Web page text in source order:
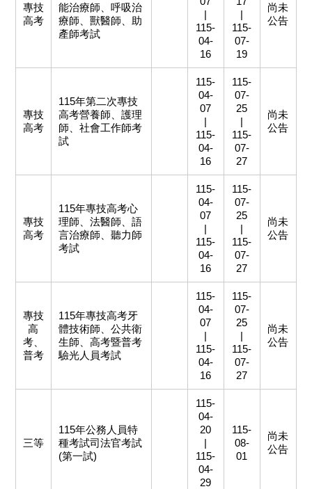
專技
高考
能治療師、呼吸治
療師、獸醫師、助
產師考試
|
115-
04-
16
|
115-
07-
19
尚未
公告
專技
高考
115年第二次專技
高考營養師、護理
師、社會工作師考
試
115-
04-
07
|
115-
04-
16
115-
07-
25
|
115-
07-
27
尚未
公告
專技
高考
115年專技高考心
理師、法醫師、語
言治療師、聽力師
考試
115-
04-
07
|
115-
04-
16
115-
07-
25
|
115-
07-
27
尚未
公告
專技
高
考、
普考
115年專技高考牙
體技術師、公共衛
生師、高考暨普考
驗光人員考試
115-
04-
07
|
115-
04-
16
115-
07-
25
|
115-
07-
27
尚未
公告
三等
115年公務人員特
種考試司法官考試
(第一試)
115-
04-
20
|
115-
04-
29
115-
08-
01
尚未
公告